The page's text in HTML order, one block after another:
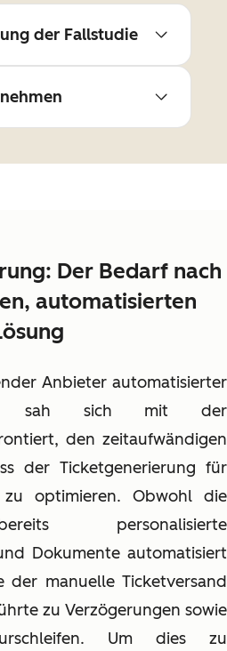
der Fallstudie
Der Bedarf nach
automatisierten
Anbieter automatisierter
sah sich mit der
den zeitaufwändigen
der Ticketgenerierung für
optimieren. Obwohl die
personalisierte
Dokumente automatisiert
der manuelle Ticketversand
zu Verzögerungen sowie
Um dies zu